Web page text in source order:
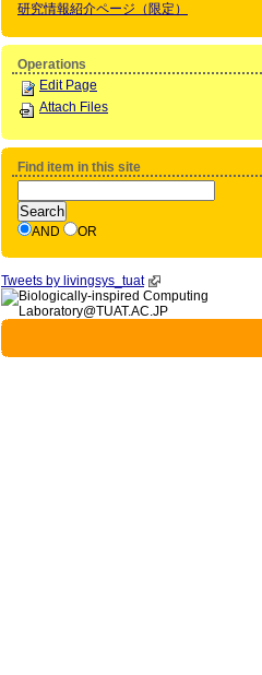
研究情報紹介ページ（限定）
Operations
Edit Page
Attach Files
Find item in this site
AND OR
Tweets by livingsys_tuat